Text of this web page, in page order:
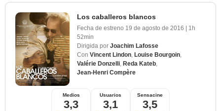
Los caballeros blancos
Fecha de estreno 19 de agosto de 2016 | 1h
52min
Dirigida por Joachim Lafosse
Con Vincent Lindon Louise Bourgoin
Valérie Donzelli Reda Kateb
Jean-Henri Compère
Medios
3,3
Usuarios
3,1
Sensacine
3,5